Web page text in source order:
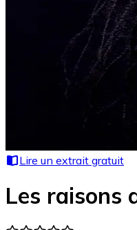
Lire un extrait gratuit
Les raisons